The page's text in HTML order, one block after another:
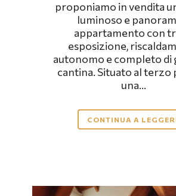
proponiamo in vendita
luminoso e
appartamento con
esposizione,
autonomo e completo di
cantina. Situato al terzo
una...
CONTINUA A